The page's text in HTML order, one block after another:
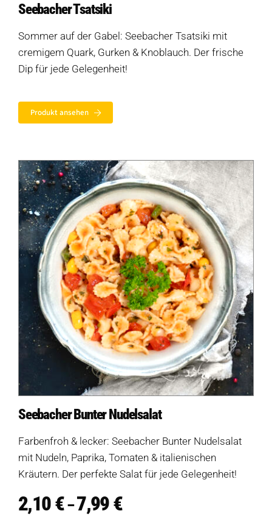
Seebacher Tsatsiki
Sommer auf der Gabel: Seebacher Tsatsiki mit
cremigem Quark, Gurken & Knoblauch. Der frische
Dip für jede Gelegenheit!
Produkt ansehen
Seebacher Bunter Nudelsalat
Farbenfroh & lecker: Seebacher Bunter Nudelsalat
mit Nudeln, Paprika, Tomaten & italienischen
Kräutern. Der perfekte Salat für jede Gelegenheit!
2,10€ –7,99€Preisspanne:
2,10 €